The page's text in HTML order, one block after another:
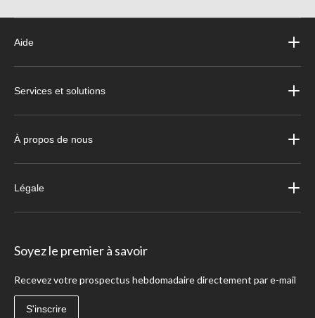
Aide
Services et solutions
À propos de nous
Légale
Soyez le premier à savoir
Recevez votre prospectus hebdomadaire directement par e-mail
S'inscrire